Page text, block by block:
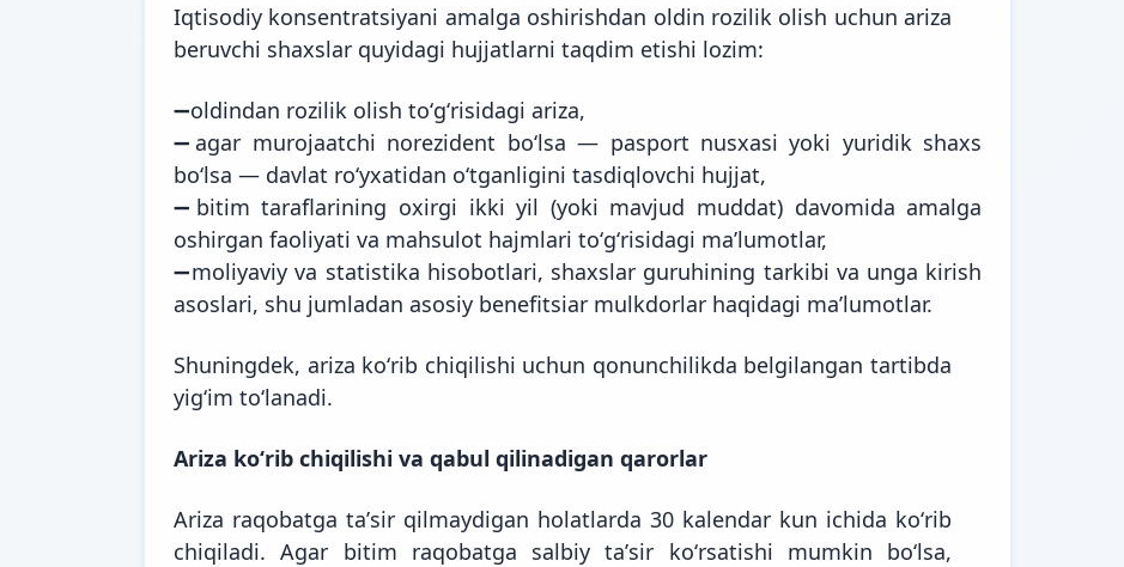
Iqtisodiy konsentratsiyani amalga oshirishdan oldin rozilik olish uchun ariza
beruvchi shaxslar quyidagi hujjatlarni taqdim etishi lozim:
➖oldindan rozilik olish toʻgʻrisidagi ariza,
➖agar murojaatchi norezident boʻlsa — pasport nusxasi yoki yuridik shaxs
boʻlsa — davlat roʻyxatidan oʻtganligini tasdiqlovchi hujjat,
➖bitim taraflarining oxirgi ikki yil (yoki mavjud muddat) davomida amalga
oshirgan faoliyati va mahsulot hajmlari toʻgʻrisidagi maʼlumotlar,
➖moliyaviy va statistika hisobotlari, shaxslar guruhining tarkibi va unga kirish
asoslari, shu jumladan asosiy benefitsiar mulkdorlar haqidagi maʼlumotlar.
Shuningdek, ariza koʻrib chiqilishi uchun qonunchilikda belgilangan tartibda
yigʻim toʻlanadi.
Ariza koʻrib chiqilishi va qabul qilinadigan qarorlar
Ariza raqobatga taʼsir qilmaydigan holatlarda 30 kalendar kun ichida koʻrib
chiqiladi. Agar bitim raqobatga salbiy taʼsir koʻrsatishi mumkin boʻlsa,